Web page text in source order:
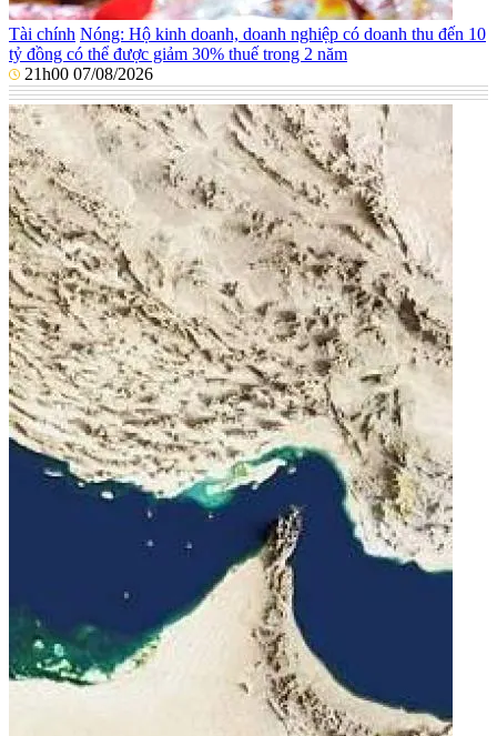
Tài chính Nóng: Hộ kinh doanh, doanh nghiệp có doanh thu đến 10
tỷ đồng có thể được giảm 30% thuế trong 2 năm
21h00 07/08/2026